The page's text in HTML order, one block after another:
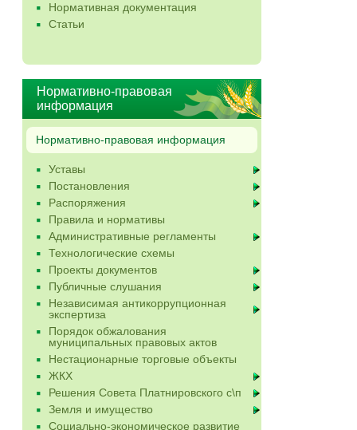
Нормативная документация
Статьи
Нормативно-правовая
информация
Нормативно-правовая информация
Уставы
Постановления
Распоряжения
Правила и нормативы
Административные регламенты
Технологические схемы
Проекты документов
Публичные слушания
Независимая антикоррупционная
экспертиза
Порядок обжалования
муниципальных правовых актов
Нестационарные торговые объекты
ЖКХ
Решения Совета Платнировского с\п
Земля и имущество
Социально-экономическое развитие